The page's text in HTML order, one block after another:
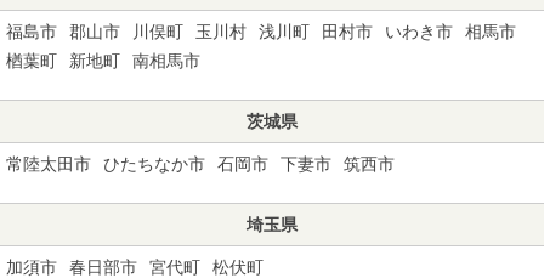
福島市 郡山市 川俣町 玉川村 浅川町 田村市 いわき市
相馬市
楢葉町
新地町 南相馬市
茨城県
常陸太田市 ひたちなか市 石岡市 下妻市 筑西市
埼玉県
加須市 春日部市 宮代町 松伏町